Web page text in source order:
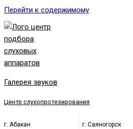
Перейти к содержимому
Галерея звуков
Центр слухопротезирования
г. Абакан
г. Саяногорск